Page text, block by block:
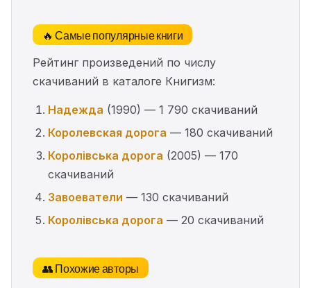
🔥 Самые популярные книги
Рейтинг произведений по числу
скачиваний в каталоге Книгизм:
Надежда (1990) — 1 790 скачиваний
Королевская дорога — 180 скачиваний
Королівська дорога (2005) — 170
скачиваний
Завоеватели — 130 скачиваний
Королівська дорога — 20 скачиваний
👥 Похожие авторы